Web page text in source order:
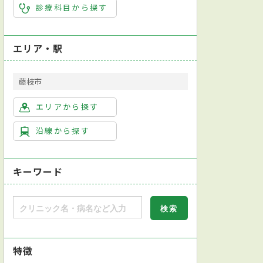
診療科目から探す
エリア・駅
藤枝市
エリアから探す
沿線から探す
キーワード
特徴